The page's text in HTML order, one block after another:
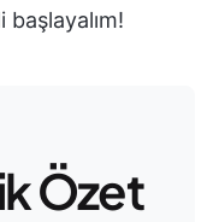
başlayalım!
Özet